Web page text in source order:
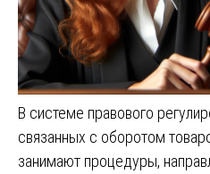
В системе правового
связанных с оборотом
занимают процедуры,